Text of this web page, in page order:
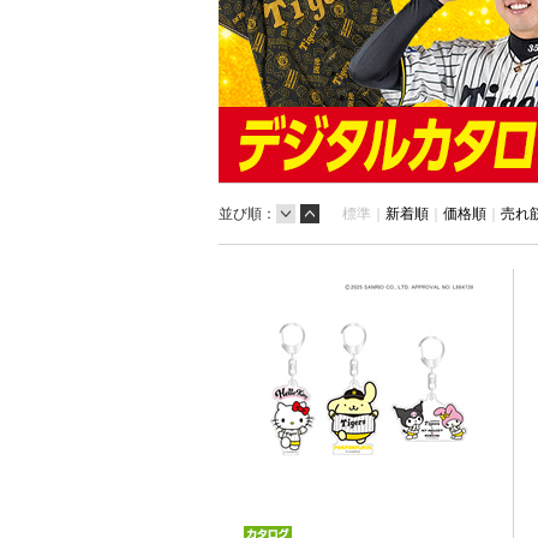
並び順： 標準｜ 新着順 ｜ 価格順 ｜ 売れ